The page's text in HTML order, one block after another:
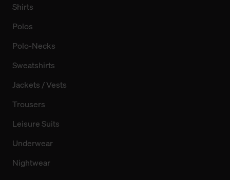
Shirts
Polos
Polo-Necks
Sweatshirts
Jackets / Vests
Trousers
Leisure Suits
Underwear
Nightwear